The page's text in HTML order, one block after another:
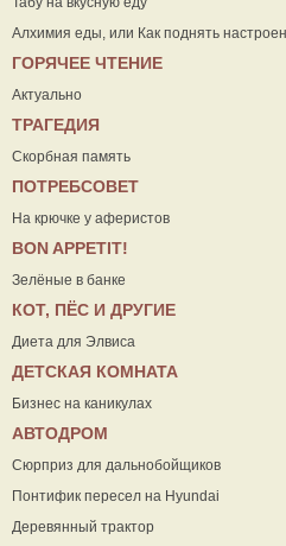
Алхимия еды, или Как поднять
ГОРЯЧЕЕ ЧТЕНИЕ
Актуально
ТРАГЕДИЯ
Скорбная память
ПОТРЕБСОВЕТ
На крючке у аферистов
ВON APPETIT!
Зелёные в банке
КОТ, ПЁС И ДРУГИЕ
Диета для Элвиса
ДЕТСКАЯ КОМНАТА
Бизнес на каникулах
АВТОДРОМ
Сюрприз для дальнобойщиков
Понтифик пересел на Hyundai
Деревянный трактор